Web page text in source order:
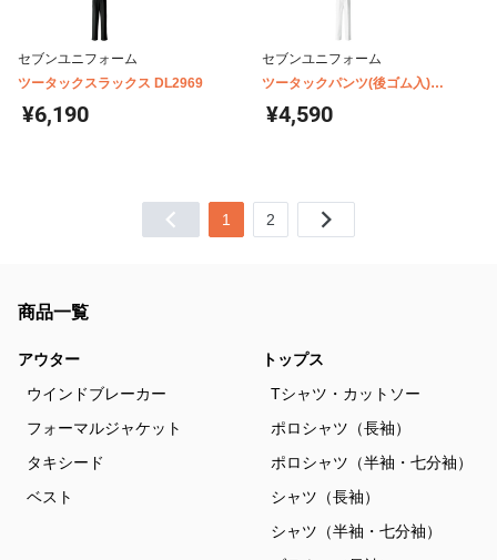
セブンユニフォーム
ツータックスラックス DL2969
¥6,190
セブンユニフォーム
ツータックパンツ(後ゴム入)
TL8550
¥4,590
1 2
商品一覧
アウター
ウインドブレーカー
フォーマルジャケット
タキシード
ベスト
トップス
Tシャツ・カットソー
ポロシャツ（長袖）
ポロシャツ（半袖・七分袖）
シャツ（長袖）
シャツ（半袖・七分袖）